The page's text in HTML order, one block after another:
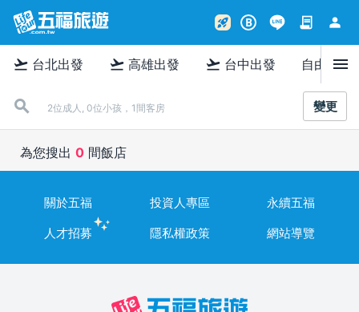
rocket_launch B contract person
flight_takeoff 台北出發 flight_takeoff 高雄出發 flight_takeoff 台中出發 自由行menu
2位成人, 0位小孩，1間客房 變更
為您搜出 0 間飯店
關於五福 投資人專區
永續五福
人才招募
隱私權政策 網站導覽